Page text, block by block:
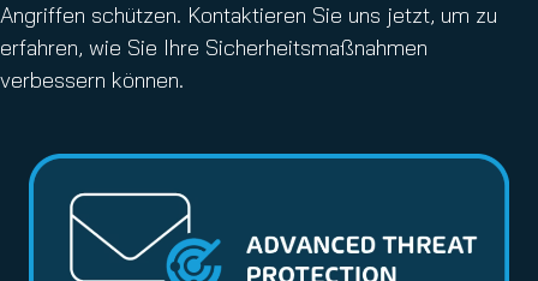
Angriffen schützen. Kontaktieren Sie uns jetzt, um zu
erfahren, wie Sie Ihre Sicherheitsmaßnahmen
verbessern können.